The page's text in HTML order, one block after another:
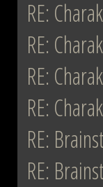
RE:
RE:
RE:
RE:
RE:
RE: